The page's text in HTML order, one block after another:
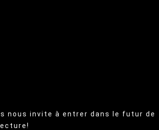
nous invite à entrer dans le futur de